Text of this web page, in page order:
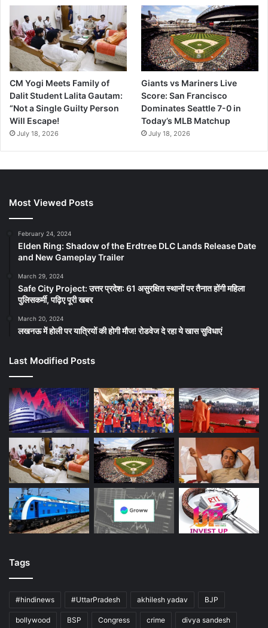
CM Yogi Meets Family of
Dalit Student Lalita Gautam:
“Not a Single Guilty Person
Will Escape!
July 18, 2026
Giants vs Mariners Live
Score: San Francisco
Dominates Seattle 7-0 in
Today’s MLB Matchup
July 18, 2026
Most Viewed Posts
February 24, 2024
Elden Ring: Shadow of the Erdtree DLC Lands Release Date
and New Gameplay Trailer
March 29, 2024
Safe City Project: उत्तर प्रदेश: 61 असुरक्षित स्थानों पर तैनात होंगी महिला
पुलिसकर्मी, पढ़िए पूरी खबर
March 20, 2024
लखनऊ में होली पर यात्रियों की होगी मौज! रोडवेज दे रहा ये खास सुविधाएं
Last Modified Posts
Tags
#hindinews #UttarPradesh akhilesh yadav BJP
bollywood BSP Congress crime divya sandesh